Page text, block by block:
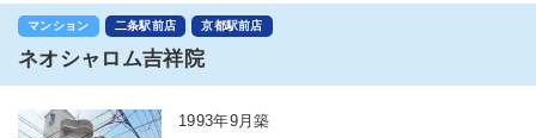
マンション 二条駅前店 京都駅前店
ネオシャロム吉祥院
1993年9月築